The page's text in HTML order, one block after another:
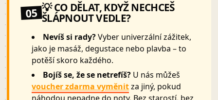
05 💡 CO DĚLAT, KDYŽ NECHCEŠ
ŠLÁPNOUT VEDLE?
Nevíš si rady?Vyber univerzální zážitek,
jako je masáž, degustace nebo plavba – to
potěší skoro každého.
Bojíš se, že se netrefíš? U nás můžeš
voucher zdarma vyměnitza jiný, pokud